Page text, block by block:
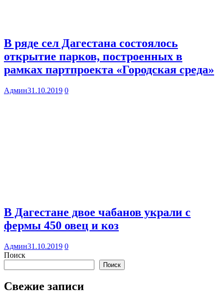
В ряде сел Дагестана состоялось
открытие парков, построенных в
рамках партпроекта «Городская среда»
Админ31.10.2019 0
В Дагестане двое чабанов украли с
фермы 450 овец и коз
Админ31.10.2019 0
Поиск
Поиск
Свежие записи